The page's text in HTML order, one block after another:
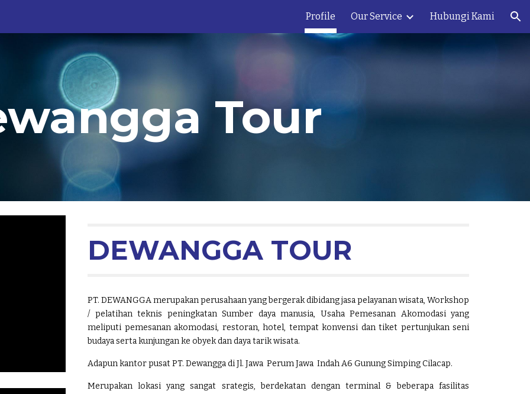
Profile Our Service Hubungi Kami
Tour
DEWANGGA TOUR
PT. DEWANGGA merupakan perusahaan yang bergerak dibidang jasa pelayanan wisata, Workshop
/ pelatihan teknis peningkatan Sumber daya manusia, Usaha Pemesanan Akomodasi yang
meliputi pemesanan akomodasi, restoran, hotel, tempat konvensi dan tiket pertunjukan seni
budaya serta kunjungan ke obyek dan daya tarik wisata.
Adapun kantor pusat PT. Dewangga di Jl. Jawa Perum Jawa Indah A6 Gunung Simping Cilacap.
Merupakan lokasi yang sangat srategis, berdekatan dengan terminal & beberapa fasilitas